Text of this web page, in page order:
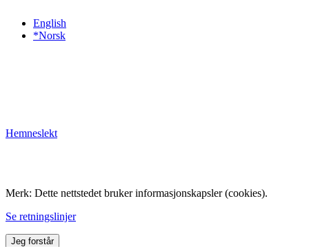
English
*Norsk
Hemneslekt
Merk: Dette nettstedet bruker informasjonskapsler (cookies).
Se retningslinjer
Jeg forstår